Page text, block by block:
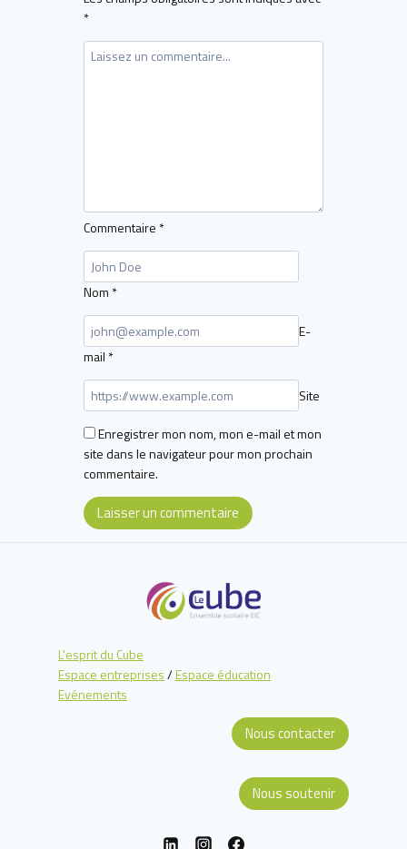
*
Commentaire *
Nom *
E-
mail *
Site
Enregistrer mon nom, mon e-mail et mon
site dans le navigateur pour mon prochain
commentaire.
L'esprit du Cube
Espace entreprises/Espace éducation
Evénements
Nous contacter
Nous soutenir